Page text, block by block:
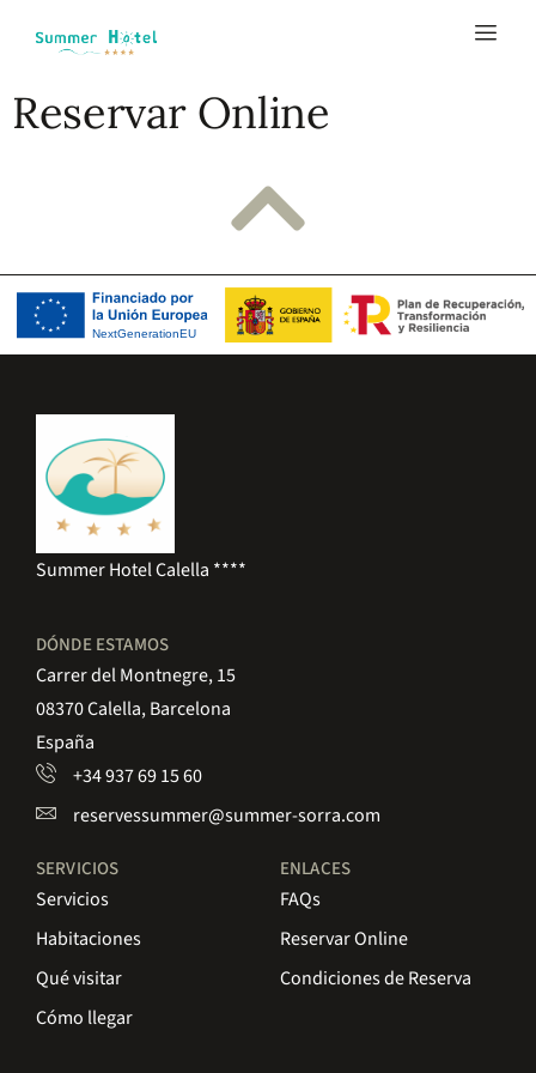
Reservar Online
Summer Hotel Calella ****
DÓNDE ESTAMOS
Carrer del Montnegre, 15
08370 Calella, Barcelona
España
+34 937 69 15 60
reservessummer@summer-sorra.com
SERVICIOS
Servicios
Habitaciones
Qué visitar
Cómo llegar
ENLACES
FAQs
Reservar Online
Condiciones de Reserva